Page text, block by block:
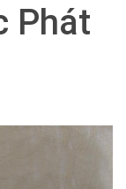
Phát